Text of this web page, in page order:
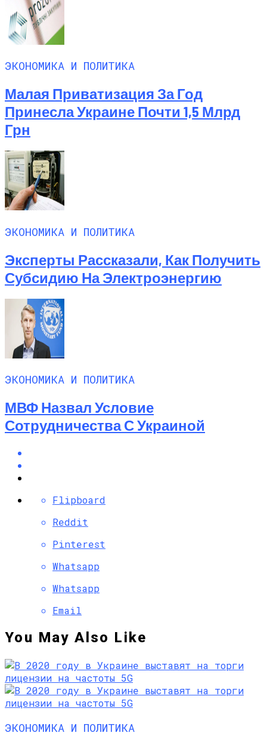
ЭКОНОМИКА И ПОЛИТИКА
Малая Приватизация За Год
Принесла Украине Почти 1,5 Млрд
Грн
ЭКОНОМИКА И ПОЛИТИКА
Эксперты Рассказали, Как Получить
Субсидию На Электроэнергию
ЭКОНОМИКА И ПОЛИТИКА
МВФ Назвал Условие
Сотрудничества С Украиной
Flipboard
Reddit
Pinterest
Whatsapp
Whatsapp
Email
You May Also Like
ЭКОНОМИКА И ПОЛИТИКА